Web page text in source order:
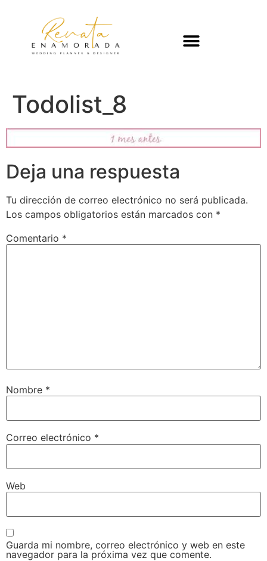
Todolist_8
Deja una respuesta
Tu dirección de correo electrónico no será publicada.
Los campos obligatorios están marcados con *
Comentario *
Nombre *
Correo electrónico *
Web
Guarda mi nombre, correo electrónico y web en este
navegador para la próxima vez que comente.